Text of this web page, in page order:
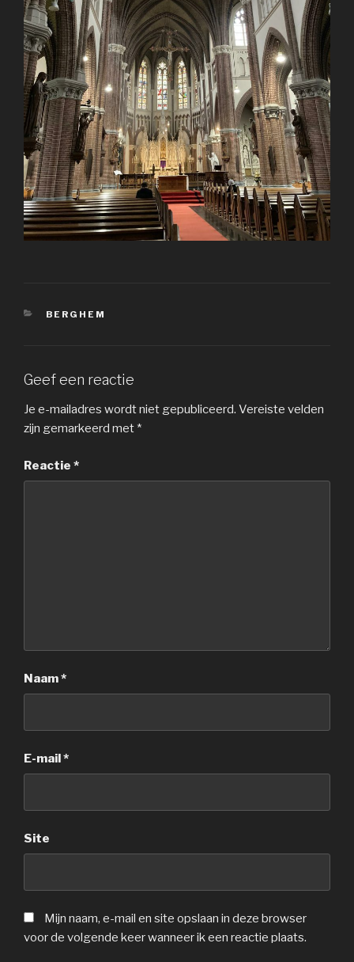
CATEGORIEËN
BERGHEM
Geef een reactie
Je e-mailadres wordt niet gepubliceerd. Vereiste velden
zijn gemarkeerd met *
Reactie *
Naam*
E-mail*
Site
Mijn naam, e-mail en site opslaan in deze browser
voor de volgende keer wanneer ik een reactie plaats.